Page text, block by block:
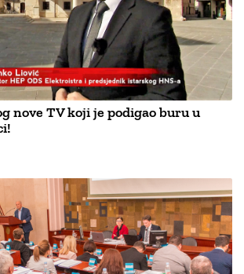
nove TV koji je podigao buru u